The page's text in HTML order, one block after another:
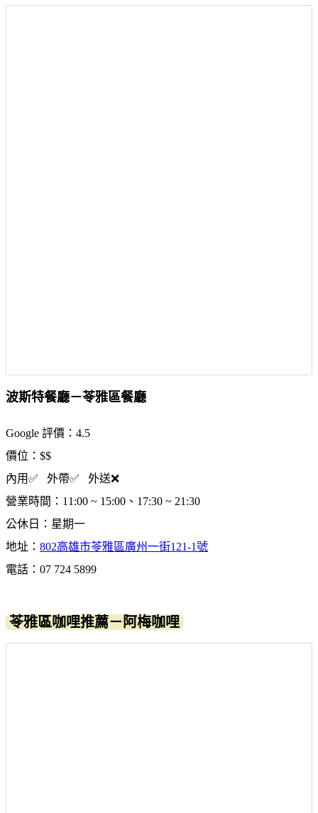
波斯特餐廳－苓雅區餐廳
Google 評價：4.5
價位：$$
內用✅ 外帶✅ 外送❌
營業時間：11:00 ~ 15:00、17:30 ~ 21:30
公休日：星期一
地址： 802高雄市苓雅區廣州一街121-1號
電話：07 724 5899
苓雅區咖哩推薦－阿梅咖哩